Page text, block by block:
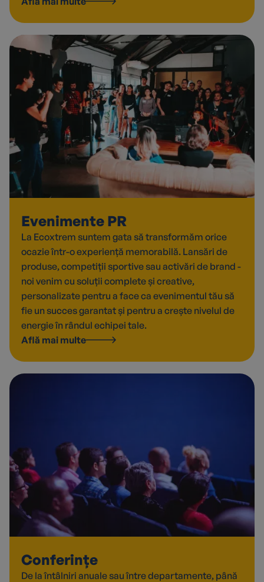
Evenimente PR
La Ecoxtrem suntem gata să transformăm orice
ocazie într-o experiență memorabilă. Lansări de
produse, competiții sportive sau activări de brand -
noi venim cu soluții complete și creative,
personalizate pentru a face ca evenimentul tău să
fie un succes garantat și pentru a crește nivelul de
energie în rândul echipei tale.
Află mai multe
Conferințe
De la întâlniri anuale sau între departamente, până